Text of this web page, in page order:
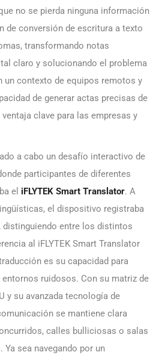
no se pierda ninguna información
de conversión de escritura a texto
transformando notas
claro y solucionando el problema
un contexto de equipos remotos y
de generar actas precisas de
clave para las empresas y
a cabo un desafío interactivo de
participantes de diferentes
el iFLYTEK Smart Translator. A
el dispositivo registraba
entre los distintos
al iFLYTEK Smart Translator
es su capacidad para
ruidosos. Con su matriz de
y su avanzada tecnología de
se mantiene clara
calles bulliciosas o salas
sea navegando por un